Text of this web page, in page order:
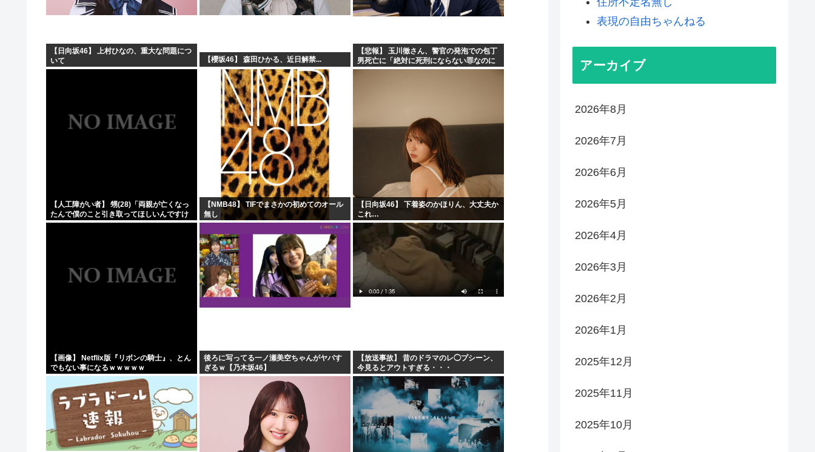
【日向坂46】 上村ひなの、重大な問題につ
いて
【櫻坂46】 森田ひかる、近日解禁...
【悲報】 玉川徹さん、警官の発泡での包丁
男死亡に「絶対に死刑にならない罪なのに
警察が死刑にした！」 → 元警官のマジレス
【人工障がい者】 甥(28)「両親が亡くなっ
たんで僕のこと引き取ってほしいんですけ
ど！」なんでいい年したヒキニートを引き
【NMB48】 TIFでまさかの初めてのオール
無し
【日向坂46】 下着姿のかほりん、大丈夫か
これ…
【画像】 Netflix版『リボンの騎士』、とん
でもない事になるｗｗｗｗｗ
後ろに写ってる一ノ瀬美空ちゃんがヤバす
ぎるｗ【乃木坂46】
【放送事故】 昔のドラマのレ◯プシーン、
今見るとアウトすぎる・・・
表現の自由ちゃんねる
アーカイブ
2026年8月
2026年7月
2026年6月
2026年5月
2026年4月
2026年3月
2026年2月
2026年1月
2025年12月
2025年11月
2025年10月